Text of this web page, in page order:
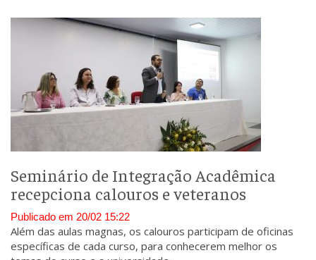
Seminário de Integração Acadêmica
recepciona calouros e veteranos
Publicado em 20/02 15:22
Além das aulas magnas, os calouros participam de oficinas
específicas de cada curso, para conhecerem melhor os